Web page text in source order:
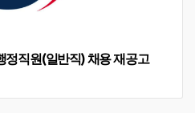
정직원(일반직) 채용 재공고